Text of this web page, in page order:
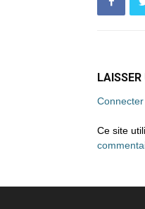
Ce site